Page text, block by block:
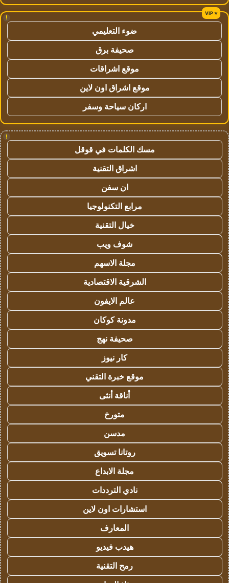
!
ضوء التعليمي
صحيفة برق
موقع اشراقات
موقع اشراق اون لاين
اركان سياحة وسفر
!
مسك الكلمات في قوقل
اشراق التقنية
ان سفن
مرابع التكنولوجيا
خيال التقنية
شوف ويب
مجلة الاسهم
الشرقية الاقتصادية
عالم الايفون
مدونة كوكان
صحيفة نهج
كار نيوز
موقع خبرة التقني
أناقة أنثى
متورخ
مدسن
روتانا تسويق
مجلة الابداع
نادي الترددات
استشارات اون لاين
المعارف
هيدب فيديو
رمح التقنية